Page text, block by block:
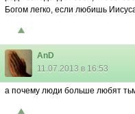
Богом легко, если любишь
AnD
11.07.2013 в 16:53
а почему люди больше любят